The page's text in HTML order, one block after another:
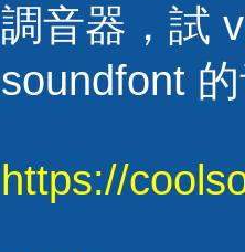
調音器，試
soundfont
https://